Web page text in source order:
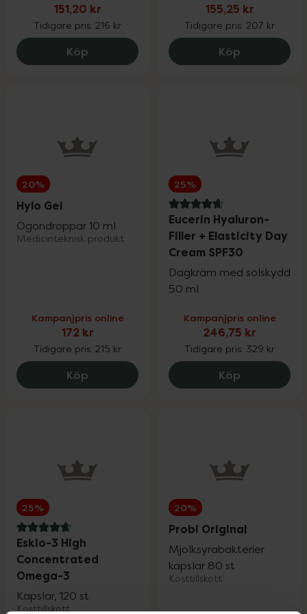
Sår, bett & stick Upp till 30%
Nyheter
151,20 kr
Tidigare pris: 216 kr
Köp La Roche-Posay Anthelios Uvmune
155,25 kr
Tidigare pris: 207 kr
Köp Pharbio
20%
Hylo Gel
Ögondroppar 10 ml
Medicinteknisk produkt
Kampanjpris online
172 kr
Tidigare pris: 215 kr
Köp Hylo Gel, 172 kr.
25%
4.7 av 5 i omdöme
Eucerin Hyaluron-
Filler + Elasticity Day
Cream SPF30
Dagkräm med solskydd
50 ml
Kampanjpris online
246,75 kr
Tidigare pris: 329 kr
Köp Eucerin
25%
4.8 av 5 i omdöme
Eskio-3 High
Concentrated
Omega-3
Kapslar, 120 st
Kosttillskott
20%
Probi Original
Mjölksyrabakterier
kapslar 80 st
Kosttillskott